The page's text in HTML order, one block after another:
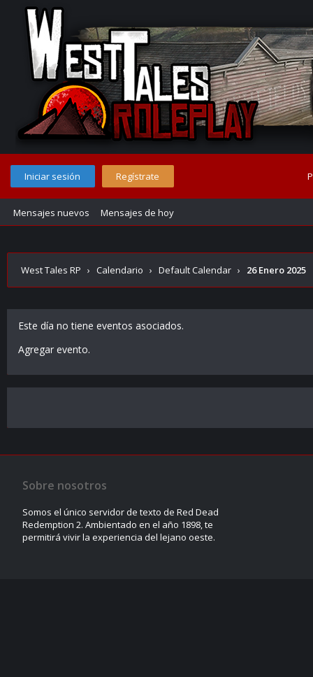
Iniciar sesión Regístrate
Mensajes nuevos Mensajes de hoy
West Tales RP › Calendario › Default Calendar › 26 Enero 2025
Este día no tiene eventos asociados.
Agregar evento.
Sobre nosotros
Somos el único servidor de texto de Red Dead
Redemption 2. Ambientado en el año 1898, te
permitirá vivir la experiencia del lejano oeste.